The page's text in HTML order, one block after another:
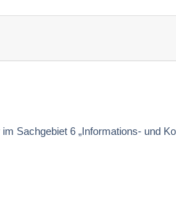
Sachgebiet 6 „Informations- und